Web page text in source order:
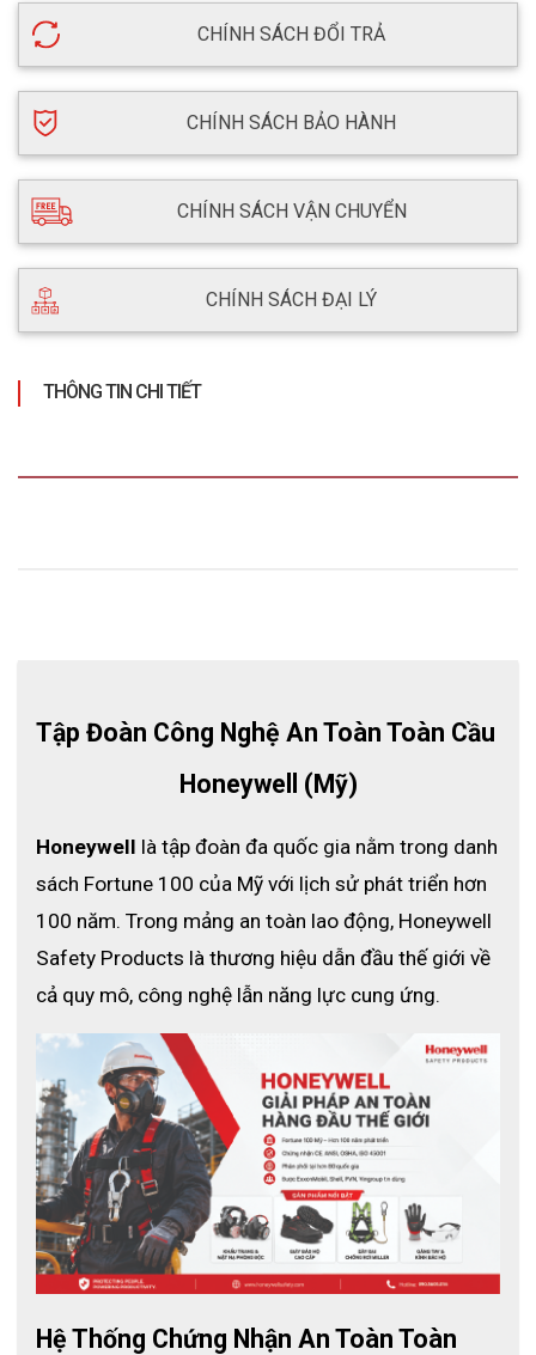
CHÍNH SÁCH ĐỔI TRẢ
CHÍNH SÁCH BẢO HÀNH
CHÍNH SÁCH VẬN CHUYỂN
CHÍNH SÁCH ĐẠI LÝ
THÔNG TIN CHI TIẾT
Tập Đoàn Công Nghệ An Toàn Toàn Cầu
Honeywell (Mỹ)
Honeywell là tập đoàn đa quốc gia nằm trong danh
sách Fortune 100 của Mỹ với lịch sử phát triển hơn
100 năm. Trong mảng an toàn lao động, Honeywell
Safety Products là thương hiệu dẫn đầu thế giới về
cả quy mô, công nghệ lẫn năng lực cung ứng.
Hệ Thống Chứng Nhận An Toàn Toàn